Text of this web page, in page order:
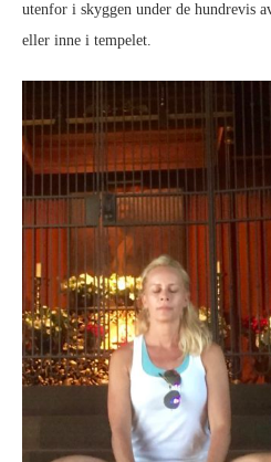
utenfor i skyggen under de hundrevis
eller inne i tempelet.